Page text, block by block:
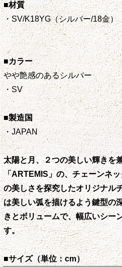
■材質
・SV/K18YG（シルバー/18金）
■カラー
やや艶感のあるシルバー
・SV
■製造国
・JAPAN
太陽と月、２つの美しい輝きを
「ARTEMIS」の、チェーンネ
の美しさを探究したオリジナル
は美しい弧を描けるよう鍵型の
きとボリュームで、幅広いシー
す。
■サイズ（単位：cm）